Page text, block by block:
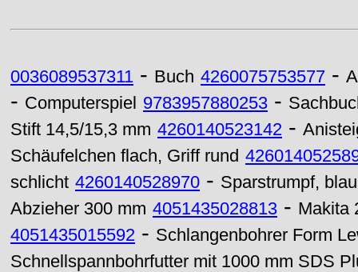
0036089537311 - Buch 4260075753577 -
- Computerspiel 9783957880253 -
Stift 14,5/15,3 mm 4260140523142 -
Schäufelchen flach, Griff rund
schlicht 4260140528970 - Sparstrumpf,
Abzieher 300 mm 4051435028813 - Makita
4051435015592 - Schlangenbohrer Form
Schnellspannbohrfutter mit 1000 mm SDS